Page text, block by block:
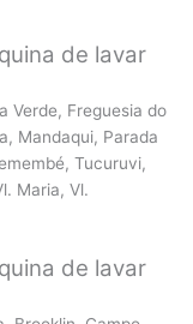
de lavar
Verde, Freguesia do
Mandaqui, Parada
Tucuruvi,
Maria, Vl.
de lavar